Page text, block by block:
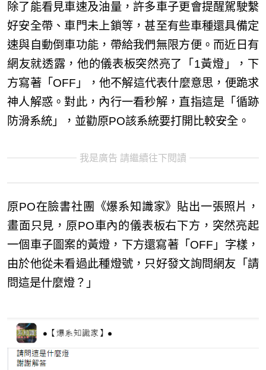
除了能看見車速及油量，許多車子更會提醒駕駛繫
好安全帶、車門未上鎖等，甚至有些車種還具備定
速與自動倒車功能，帶給我們無限方便。而近日有
網友就透露，他的儀表板突然亮了「1黃燈」，下
方寫著「OFF」，他不解這代表什麼意思，便跪求
神人解惑。對此，內行一看秒解，直指這是「循跡
防滑系統」，並勸原PO該系統要打開比較安全。
我是廣告 請繼續往下閱讀
原PO在臉書社團《爆系知識家》貼出一張照片，
畫面只見，原PO車內的儀表板右下方，突然亮起
一個車子圖案的黃燈，下方還寫著「OFF」字樣，
由於他從未看過此種燈號，只好發文詢問網友「請
問這是什麼燈？」